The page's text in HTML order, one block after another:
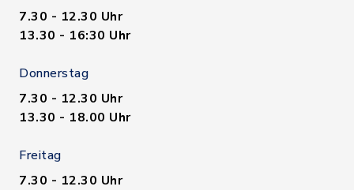
7.30 - 12.30 Uhr
13.30 - 16:30 Uhr
Donnerstag
7.30 - 12.30 Uhr
13.30 - 18.00 Uhr
Freitag
7.30 - 12.30 Uhr